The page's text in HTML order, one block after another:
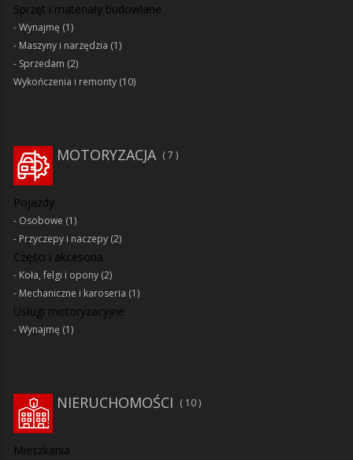
Sprzęt i materiały budowlane
Wynajmę (1)
Maszyny i narzędzia (1)
Sprzedam (2)
Wykończenia i remonty (10)
MOTORYZACJA 7
Pojazdy
Osobowe (1)
Przyczepy i naczepy (2)
Części i akcesoria
Koła, felgi i opony (2)
Mechaniczne i karoseria (1)
Usługi motoryzacyjne
Wynajmę (1)
NIERUCHOMOŚCI 10
Mieszkania